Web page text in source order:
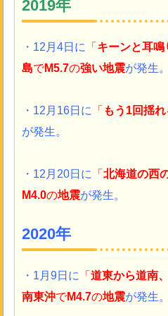
2019年
・12月4日に 「 キーンと耳鳴
島でM5.7の強い地震が発生。
・12月16日に 「 もう1回揺れ
が発生。
・12月20日に 「 北海道の西
M4.0の地震が発生。
2020年
・1月9日に 「 道東から道南
南東沖でM4.7の地震が発生。